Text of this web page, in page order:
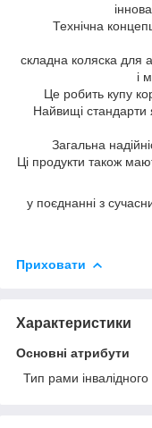
Технічна
складна коляска для
і
Це робить купу
Найвищі стандарти
Загальна
Ці продукти також
у поєднанні з
Приховати
Характеристики
Основні атрибути
Тип рами інвалідного